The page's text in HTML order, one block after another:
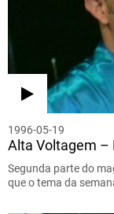
1996-05-19
Alta Voltagem –
Segunda parte do
que o tema da